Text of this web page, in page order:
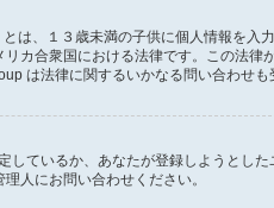
は、１３歳未満の子供に個人情報を
カ合衆国における法律です。この法
は法律に関するいかなる問い合わせも
しているか、あなたが登録しようとし
人にお問い合わせください。